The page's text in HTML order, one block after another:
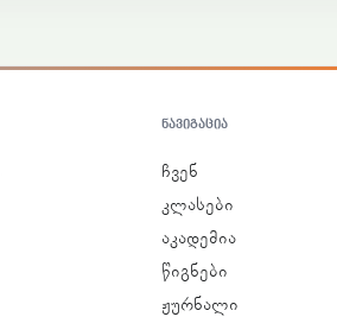
ᲜᲐᲕᲘᲒᲐᲪᲘᲐ
ჩვენ
კლასები
აკადემია
წიგნები
ჟურნალი